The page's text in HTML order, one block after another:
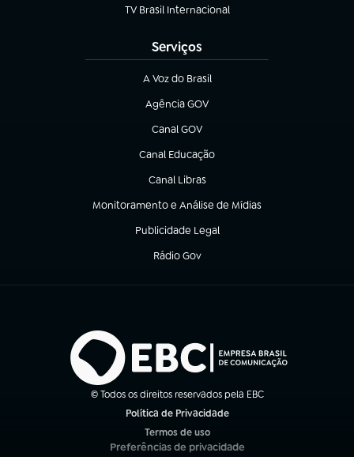
TV Brasil Internacional
(abre em nova aba)
Serviços
A Voz do Brasil
(abre em nova aba)
Agência GOV
(abre em nova aba)
Canal GOV
(abre em nova aba)
Canal Educação
(abre em nova aba)
Canal Libras
(abre em nova aba)
Monitoramento e Análise de Mídias
(abre em nova aba)
Publicidade Legal
(abre em nova aba)
Rádio Gov
(abre em nova aba)
© Todos os direitos reservados pela EBC
Política de Privacidade
Termos de uso
(abre em nova aba)
Preferências de privacidade